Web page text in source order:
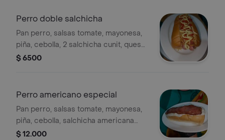
Perro doble salchicha
Pan perro, salsas tomate, mayonesa,
piña, cebolla, 2 salchicha cunit, queso
costeño, ripio
$ 6500
Perro americano especial
Pan perro, salsas tomate, mayonesa,
piña, cebolla, salchicha americana
cunit, queso costeño, ripio, queso
$ 12.000